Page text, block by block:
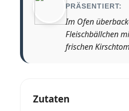
PRÄSENTIERT:
Im Ofen
Fleischbällchen
frischen
Zutaten